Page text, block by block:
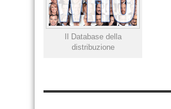
Il Database della
distribuzione